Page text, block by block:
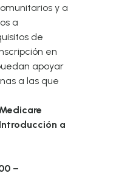
y a
a
de
en
apoyar
a las que
a
–